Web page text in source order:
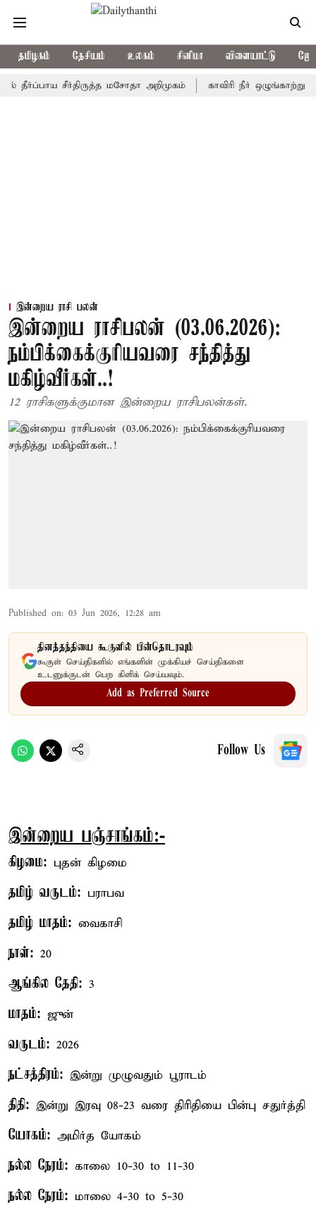
தமிழகம் தேசியம் உலகம் சினிமா விளையாட்டு
சீர்திருத்த மசோதா அறிமுகம் காவிரி நீர் ஒழுங்காற்று குழு
இன்றைய ராசி பலன்
இன்றைய ராசிபலன் (03.06.2026):
நம்பிக்கைக்குரியவரை சந்தித்து
மகிழ்வீர்கள்..!
12 ராசிகளுக்குமான இன்றைய ராசிபலன்கள்.
Published on: 03 Jun 2026, 12:28 am
தினத்தந்தியை கூகுளில் பின்தொடரவும்
கூகுள் செய்திகளில் எங்களின் முக்கியச் செய்திகளை
உடனுக்குடன் பெற கிளிக் செய்யவும்.
Add as Preferred Source
Follow Us
இன்றைய பஞ்சாங்கம்:-
கிழமை: புதன் கிழமை
தமிழ் வருடம்: பராபவ
தமிழ் மாதம்: வைகாசி
நாள்: 20
ஆங்கில தேதி: 3
மாதம்: ஜுன்
வருடம்: 2026
நட்சத்திரம்: இன்று முழுவதும் பூராடம்
திதி: இன்று இரவு 08-23 வரை திரிதியை பின்பு சதுர்த்தி
யோகம்: அமிர்த யோகம்
நல்ல நேரம்: காலை 10-30 to 11-30
நல்ல நேரம்: மாலை 4-30 to 5-30